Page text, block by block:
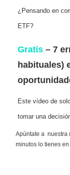
¿Pensando en
ETF?
Gratis – 7
habituales)
Este vídeo de
tomar una
Apúntate a nuestra
minutos lo tienes en